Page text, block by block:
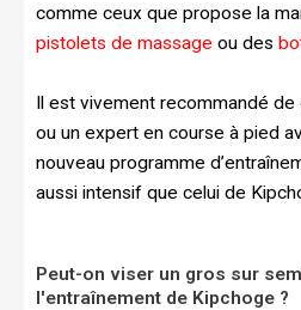
comme ceux que propose la
pistolets de massage ou des
Il est vivement recommandé de
ou un expert en course à pied
nouveau programme
aussi intensif que celui de
Peut-on viser un gros sur
l'entraînement de Kipchoge ?